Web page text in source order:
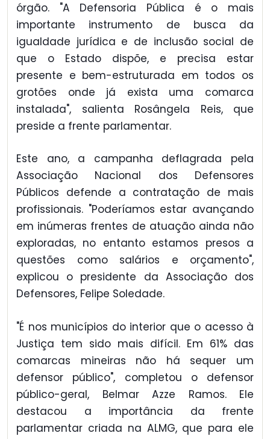
órgão. "A Defensoria Pública é o mais
importante instrumento de busca da
igualdade jurídica e de inclusão social de
que o Estado dispõe, e precisa estar
presente e bem-estruturada em todos os
grotões onde já exista uma comarca
instalada", salienta Rosângela Reis, que
preside a frente parlamentar.
Este ano, a campanha deflagrada pela
Associação Nacional dos Defensores
Públicos defende a contratação de mais
profissionais. "Poderíamos estar avançando
em inúmeras frentes de atuação ainda não
exploradas, no entanto estamos presos a
questões como salários e orçamento",
explicou o presidente da Associação dos
Defensores, Felipe Soledade.
"É nos municípios do interior que o acesso à
Justiça tem sido mais difícil. Em 61% das
comarcas mineiras não há sequer um
defensor público", completou o defensor
público-geral, Belmar Azze Ramos. Ele
destacou a importância da frente
parlamentar criada na ALMG, que para ele